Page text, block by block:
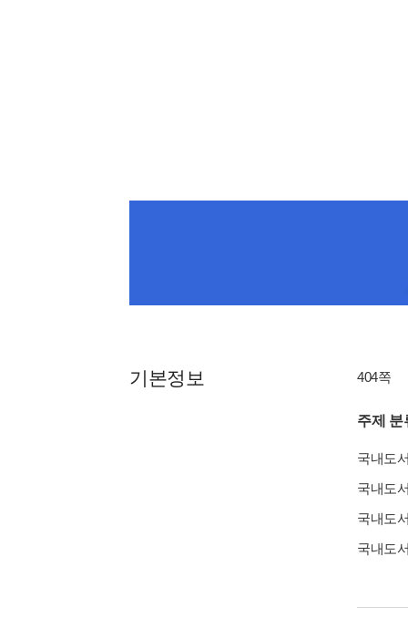
기본정보 404쪽
주제 분
국내도
국내도
국내도
국내도